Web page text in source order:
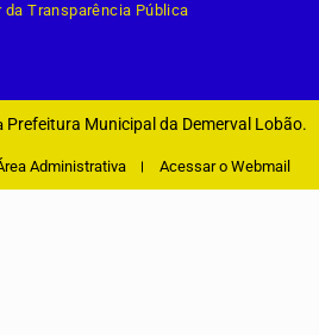
da Transparência Pública
Prefeitura Municipal da Demerval Lobão.
Administrativa Acessar o Webmail